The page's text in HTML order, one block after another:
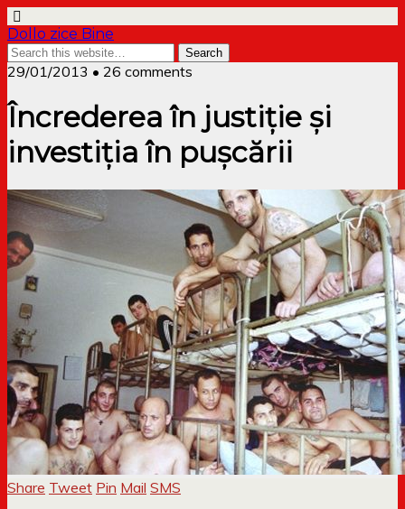
Dollo zice Bine
29/01/2013 • 26 comments
Încrederea în justiție și
investiția în pușcării
Share Tweet Pin Mail SMS